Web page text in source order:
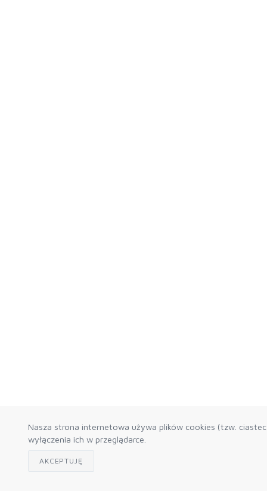
Nasza strona internetowa używa plików cookies (tzw.
wyłączenia ich w przeglądarce.
AKCEPTUJĘ